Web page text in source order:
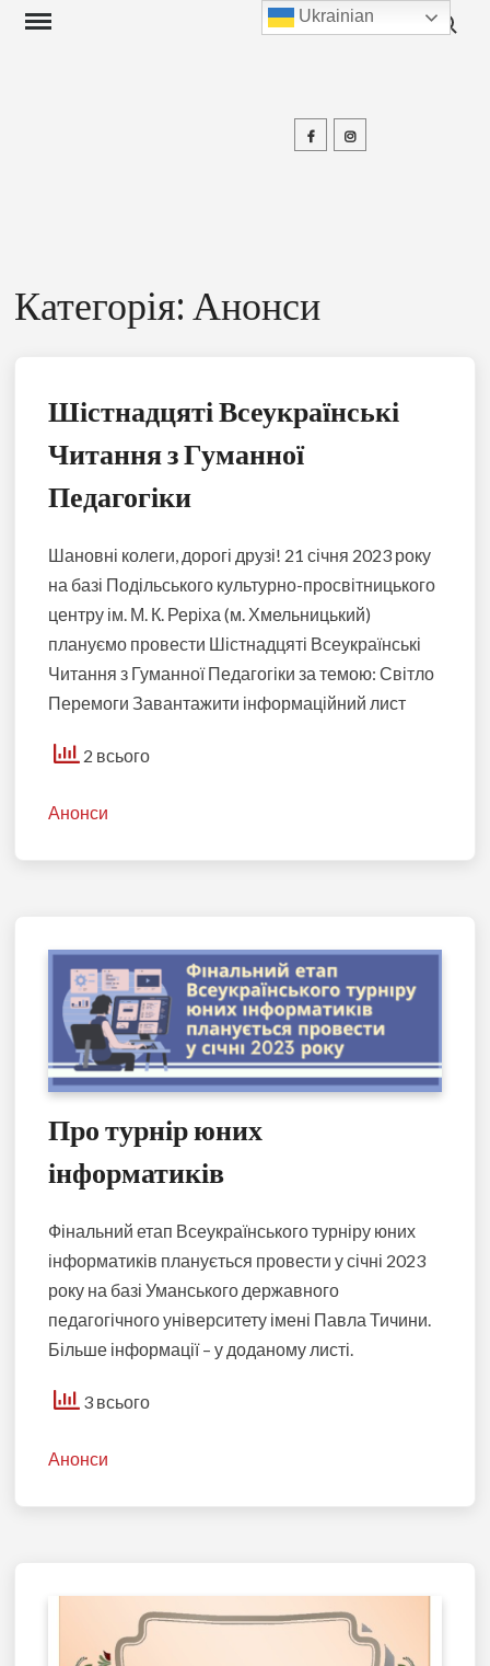
Skip
Search
FacebookInstagram
Категорія: Анонси
Шістнадцяті Всеукраїнські
Читання з Гуманної
Педагогіки
Шановні колеги, дорогі друзі! 21 січня 2023 року
на базі Подільського культурно-просвітницького
центру ім. М. К. Реріха (м. Хмельницький)
плануємо провести Шістнадцяті Всеукраїнські
Читання з Гуманної Педагогіки за темою: Світло
Перемоги Завантажити інформаційний лист
2 всього
Анонси
Про турнір юних
інформатиків
Фінальний етап Всеукраїнського турніру юних
інформатиків планується провести у січні 2023
року на базі Уманського державного
педагогічного університету імені Павла Тичини.
Більше інформації – у доданому листі.
3 всього
Анонси
Ukrainian